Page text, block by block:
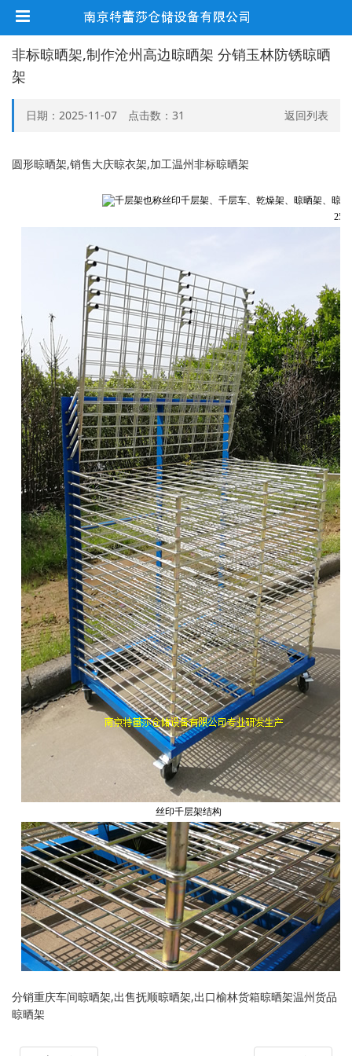
非标晾晒架,制作沧州高边晾晒架 分销玉林防锈晾晒
架
日期：2025-11-07 点击数： 31 返回列表
圆形晾晒架,销售大庆晾衣架,加工温州非标晾晒架
分销重庆车间晾晒架,出售抚顺晾晒架,出口榆林货箱晾晒架温州货品
晾晒架